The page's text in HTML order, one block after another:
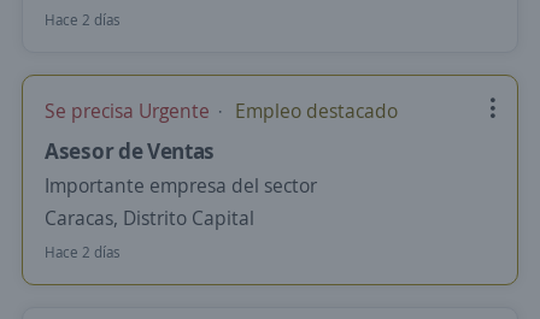
Hace 2 días
Se precisa Urgente Empleo destacado
Asesor de Ventas
Importante empresa del sector
Caracas, Distrito Capital
Hace 2 días